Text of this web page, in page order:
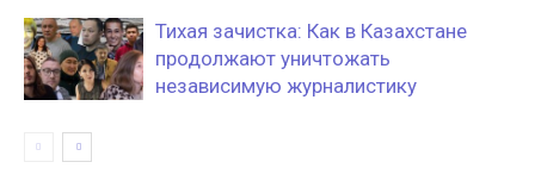
Тихая зачистка: Как в Казахстане
продолжают уничтожать
независимую журналистику